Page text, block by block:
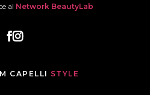
al Network BeautyLab
CAPELLI STYLE